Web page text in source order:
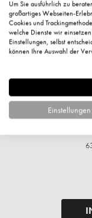
Caviar
Um Sie ausführlich zu
großartiges Webseiten-
Cookies und
welche Dienste wir
Einstellungen, selbst
können Ihre Auswahl der
Einstellungen